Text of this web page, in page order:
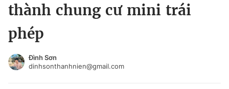
Chuyên mục khác
Chào ngày mới
Tin đã lưu
Tin đã xem
Đăng xuất
thành chung cư mini trái
phép
Đình Sơn
dinhsonthanhnien@gmail.com